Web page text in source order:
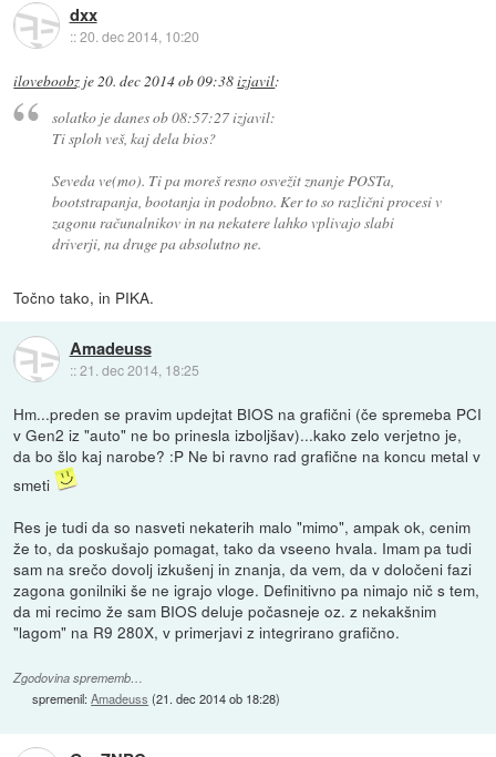
dxx
::20. dec 2014, 10:20
iloveboobz je20. dec 2014 ob 09:38izjavil:
solatko je danes ob 08:57:27 izjavil:
Ti sploh veš, kaj dela bios?
Seveda ve(mo). Ti pa moreš resno osvežit znanje POSTa,
bootstrapanja, bootanja in podobno. Ker to so različni procesi v
zagonu računalnikov in na nekatere lahko vplivajo slabi
driverji, na druge pa absolutno ne.
Točno tako, in PIKA.
Amadeuss
::21. dec 2014, 18:25
Hm...preden se pravim updejtat BIOS na grafični (če spremeba PCI
v Gen2 iz "auto" ne bo prinesla izboljšav)...kako zelo verjetno je,
da bo šlo kaj narobe? :P Ne bi ravno rad grafične na koncu metal v
smeti
Res je tudi da so nasveti nekaterih malo "mimo", ampak ok, cenim
že to, da poskušajo pomagat, tako da vseeno hvala. Imam pa tudi
sam na srečo dovolj izkušenj in znanja, da vem, da v določeni fazi
zagona gonilniki še ne igrajo vloge. Definitivno pa nimajo nič s tem,
da mi recimo že sam BIOS deluje počasneje oz. z nekakšnim
"lagom" na R9 280X, v primerjavi z integrirano grafično.
Zgodovina sprememb…
spremenil:Amadeuss (21. dec 2014 ob 18:28)